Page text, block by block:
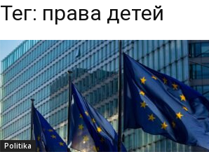
Тег: права детей
Politika